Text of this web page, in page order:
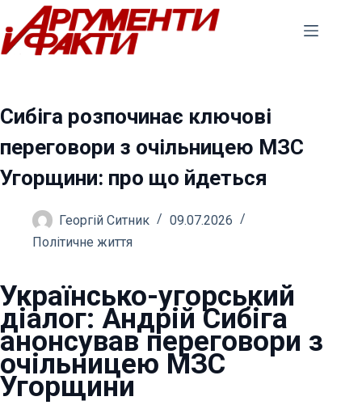
Перейти
до
вмісту
Сибіга розпочинає ключові
переговори з очільницею МЗС
Угорщини: про що йдеться
Георгій Ситник
09.07.2026
Політичне життя
Українсько-угорський
діалог: Андрій Сибіга
анонсував переговори з
очільницею МЗС
Угорщини